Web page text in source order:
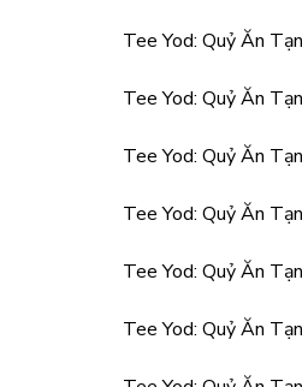
Tee Yod: Quỷ Ăn
Tee Yod: Quỷ Ăn
Tee Yod: Quỷ Ăn
Tee Yod: Quỷ Ăn
Tee Yod: Quỷ Ăn
Tee Yod: Quỷ Ăn